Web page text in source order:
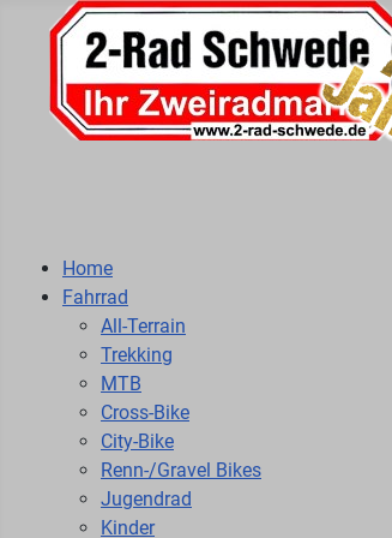
Home
Fahrrad
All-Terrain
Trekking
MTB
Cross-Bike
City-Bike
Renn-/Gravel Bikes
Jugendrad
Kinder